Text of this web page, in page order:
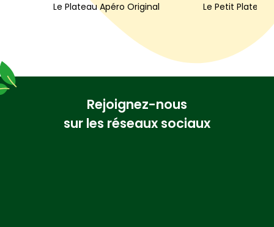
Le Plateau Apéro Original Le Petit Plateau
Rejoignez-nous
sur les réseaux sociaux